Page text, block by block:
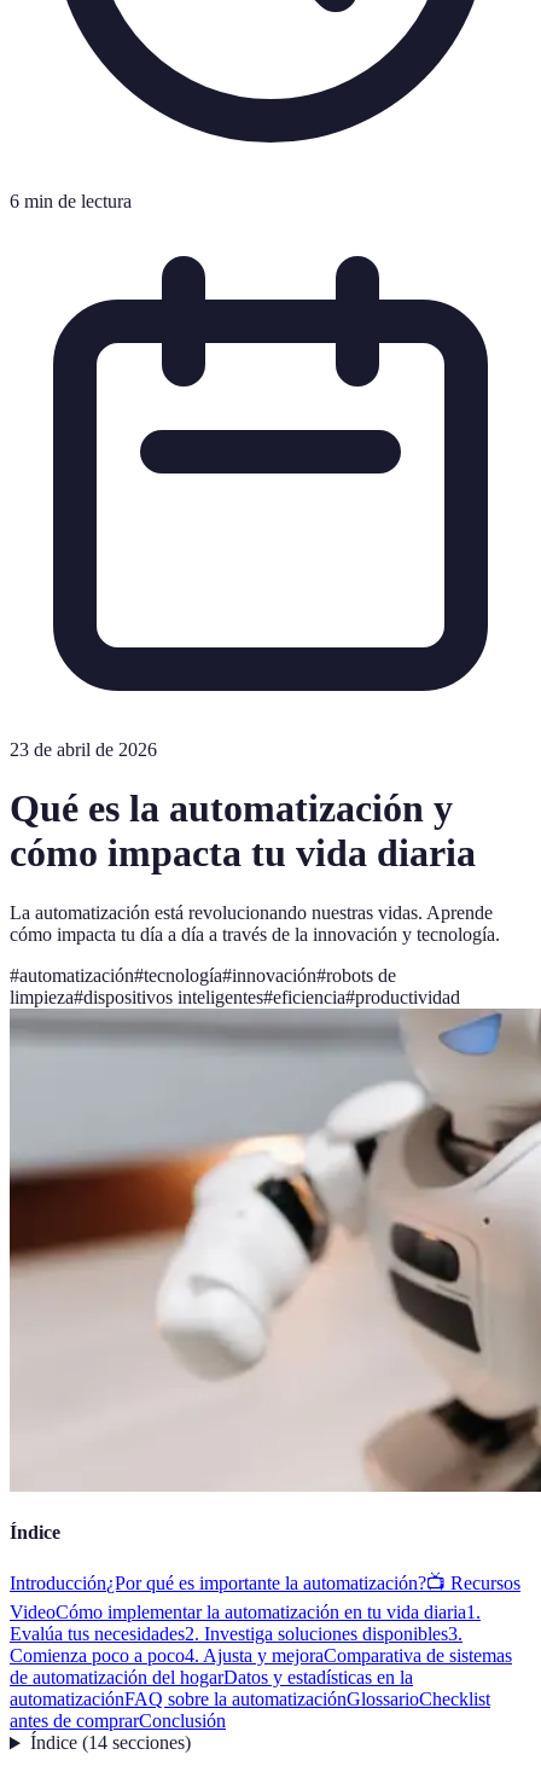
6 min de lectura
23 de abril de 2026
Qué es la automatización y
cómo impacta tu vida diaria
La automatización está revolucionando nuestras vidas. Aprende
cómo impacta tu día a día a través de la innovación y tecnología.
#automatización#tecnología#innovación#robots de
limpieza#dispositivos inteligentes#eficiencia#productividad
Índice
Introducción¿Por qué es importante la automatización?📺 Recursos
VideoCómo implementar la automatización en tu vida diaria1.
Evalúa tus necesidades2. Investiga soluciones disponibles3.
Comienza poco a poco4. Ajusta y mejoraComparativa de sistemas
de automatización del hogarDatos y estadísticas en la
automatizaciónFAQ sobre la automatizaciónGlossarioChecklist
antes de comprarConclusión
Índice(14 secciones)